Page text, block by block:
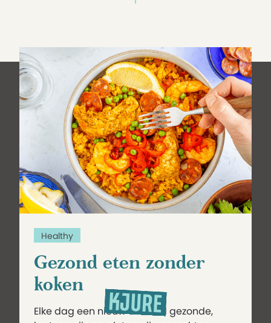
Healthy
Gezond eten zonder
koken
Elke dag een nieuw aanbod gezonde,